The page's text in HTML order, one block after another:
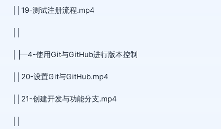
││19-测试注册流程.mp4
│├─4-使用Git与GitHub进行版本控制
││20-设置Git与GitHub.mp4
││21-创建开发与功能分支.mp4